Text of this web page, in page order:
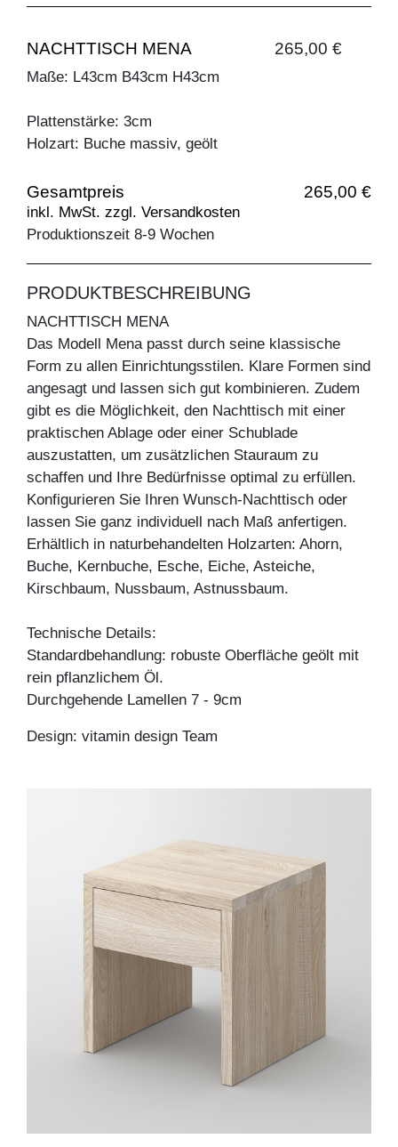
NACHTTISCH MENA 265,00 €
Maße: L43cm B43cm H43cm
Plattenstärke: 3cm
Holzart: Buche massiv, geölt
Gesamtpreis 265,00 €
inkl. MwSt. zzgl. Versandkosten
Produktionszeit 8-9 Wochen
PRODUKTBESCHREIBUNG
NACHTTISCH MENA
Das Modell Mena passt durch seine klassische
Form zu allen Einrichtungsstilen. Klare Formen sind
angesagt und lassen sich gut kombinieren. Zudem
gibt es die Möglichkeit, den Nachttisch mit einer
praktischen Ablage oder einer Schublade
auszustatten, um zusätzlichen Stauraum zu
schaffen und Ihre Bedürfnisse optimal zu erfüllen.
Konfigurieren Sie Ihren Wunsch-Nachttisch oder
lassen Sie ganz individuell nach Maß anfertigen.
Erhältlich in naturbehandelten Holzarten: Ahorn,
Buche, Kernbuche, Esche, Eiche, Asteiche,
Kirschbaum, Nussbaum, Astnussbaum.
Technische Details:
Standardbehandlung: robuste Oberfläche geölt mit
rein pflanzlichem Öl.
Durchgehende Lamellen 7 - 9cm
Design: vitamin design Team